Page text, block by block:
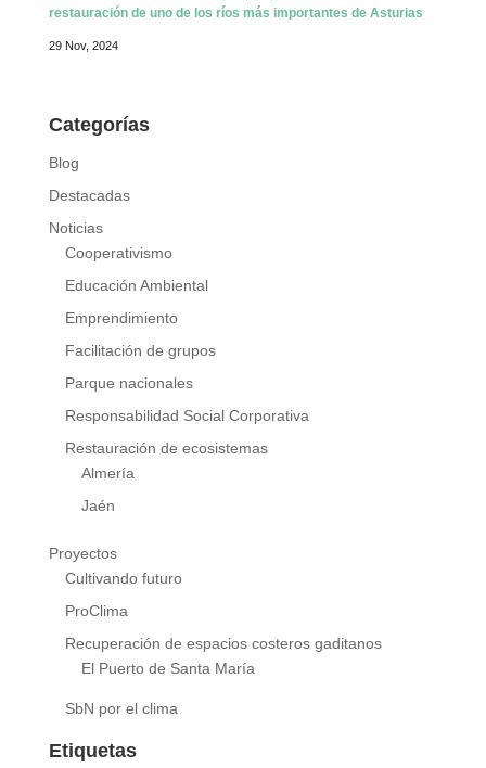
restauración de uno de los ríos más importantes de Asturias
29 Nov, 2024
Categorías
Blog
Destacadas
Noticias
Cooperativismo
Educación Ambiental
Emprendimiento
Facilitación de grupos
Parque nacionales
Responsabilidad Social Corporativa
Restauración de ecosistemas
Almería
Jaén
Proyectos
Cultivando futuro
ProClima
Recuperación de espacios costeros gaditanos
El Puerto de Santa María
SbN por el clima
Etiquetas